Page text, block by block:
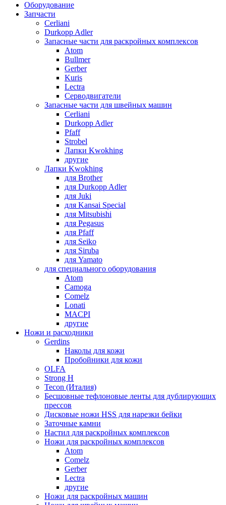
Оборудование
Запчасти
Cerliani
Durkopp Adler
Запасные части для раскройных комплексов
Atom
Bullmer
Gerber
Kuris
Lectra
Серводвигатели
Запасные части для швейных машин
Cerliani
Durkopp Adler
Pfaff
Strobel
Лапки Kwokhing
другие
Лапки Kwokhing
для Brother
для Durkopp Adler
для Juki
для Kansai Special
для Mitsubishi
для Pegasus
для Pfaff
для Seiko
для Siruba
для Yamato
для специального оборудования
Atom
Camoga
Comelz
Lonati
MACPI
другие
Ножи и расходники
Gerdins
Наколы для кожи
Пробойники для кожи
OLFA
Strong H
Tecon (Италия)
Бесшовные тефлоновые ленты для дублирующих
прессов
Дисковые ножи HSS для нарезки бейки
Заточные камни
Настил для раскройных комплексов
Ножи для раскройных комплексов
Atom
Comelz
Gerber
Lectra
другие
Ножи для раскройных машин